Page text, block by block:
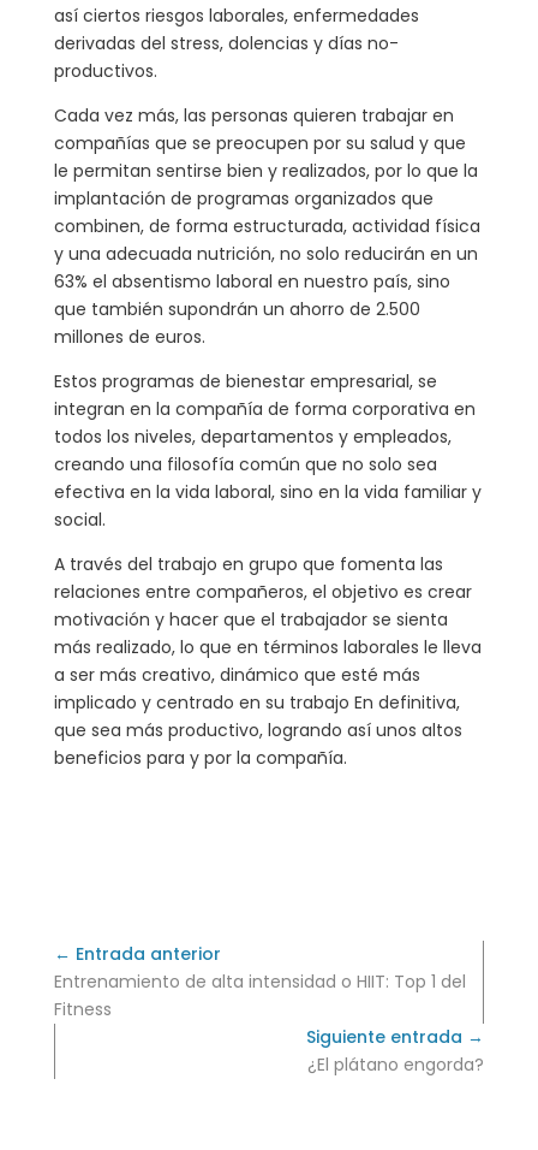
así ciertos riesgos laborales, enfermedades
derivadas del stress, dolencias y días no-
productivos.
Cada vez más, las personas quieren trabajar en
compañías que se preocupen por su salud y que
le permitan sentirse bien y realizados, por lo que la
implantación de programas organizados que
combinen, de forma estructurada, actividad física
y una adecuada nutrición, no solo reducirán en un
63% el absentismo laboral en nuestro país, sino
que también supondrán un ahorro de 2.500
millones de euros.
Estos programas de bienestar empresarial, se
integran en la compañía de forma corporativa en
todos los niveles, departamentos y empleados,
creando una filosofía común que no solo sea
efectiva en la vida laboral, sino en la vida familiar y
social.
A través del trabajo en grupo que fomenta las
relaciones entre compañeros, el objetivo es crear
motivación y hacer que el trabajador se sienta
más realizado, lo que en términos laborales le lleva
a ser más creativo, dinámico que esté más
implicado y centrado en su trabajo En definitiva,
que sea más productivo, logrando así unos altos
beneficios para y por la compañía.
← Entrada anterior
Entrenamiento de alta intensidad o HIIT: Top 1 del
Fitness
Siguiente entrada →
¿El plátano engorda?